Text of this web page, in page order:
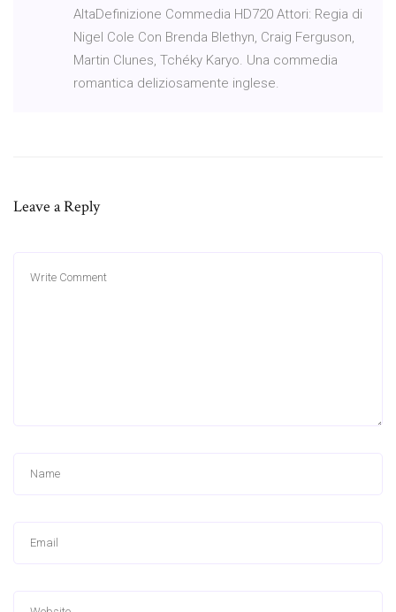
AltaDefinizione Commedia HD720 Attori: Regia di
Nigel Cole Con Brenda Blethyn, Craig Ferguson,
Martin Clunes, Tchéky Karyo. Una commedia
romantica deliziosamente inglese.
Leave a Reply